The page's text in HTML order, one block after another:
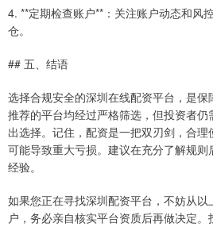
4. **定期检查账户**：关注账户动态和风
仓。
## 五、结语
选择合规安全的深圳在线配资平台，是
推荐的平台均经过严格筛选，但投资者
出选择。记住，配资是一把双刃剑，合
可能导致重大亏损。建议在充分了解规
经验。
如果您正在寻找深圳配资平台，不妨从
户，务必亲自核实平台资质后再做决定。